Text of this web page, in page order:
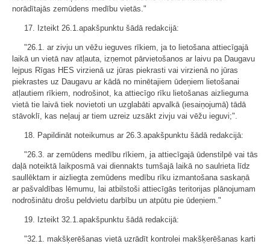
norādītajās zemūdens medību vietās."
17. Izteikt 26.1.apakšpunktu šādā redakcijā:
"26.1. ar zivju un vēžu ieguves rīkiem, ja to lietošana attiecīgajā
laikā un vietā nav atļauta, izņemot pārvietošanos ar laivu pa Daugavu
lejpus Rīgas HES virzienā uz jūras piekrasti vai virzienā no jūras
piekrastes uz Daugavu ar kādā no minētajiem ūdeņiem lietošanai
atļautiem rīkiem, nodrošinot, ka attiecīgo rīku lietošanas aizlieguma
vietā tie laivā tiek novietoti un uzglabāti apvalkā (iesaiņojumā) tādā
stāvoklī, kas neļauj ar tiem uzreiz uzsākt zivju vai vēžu ieguvi;".
18. Papildināt noteikumus ar 26.3.apakšpunktu šādā redakcijā:
"26.3. ar zemūdens medību rīkiem, ja attiecīgajā ūdenstilpē vai tās
daļā noteiktā laikposmā vai diennakts tumšajā laikā no saulrieta līdz
saullēktam ir aizliegta zemūdens medību rīku izmantošana saskaņā
ar pašvaldības lēmumu, lai atbilstoši attiecīgās teritorijas plānojumam
nodrošinātu drošu peldvietu darbību un atpūtu pie ūdeņiem."
19. Izteikt 32.1.apakšpunktu šādā redakcijā:
"32.1. makšķerēšanas vietā uzrādīt kontrolei makšķerēšanas karti